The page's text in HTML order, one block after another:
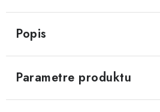
Popis
Parametre produktu